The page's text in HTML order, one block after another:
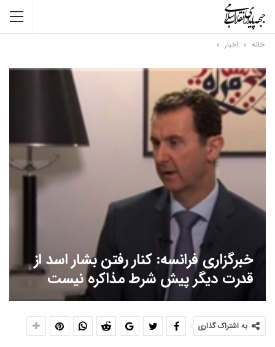
خانه اخبار
خبرگزاری فرانسه: کنار رفتن بشار اسد از
قدرت دیگر پیش شرط مذاکره نیست
به اشتراک گذاری